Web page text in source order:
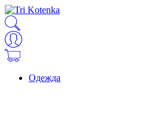
Одежда